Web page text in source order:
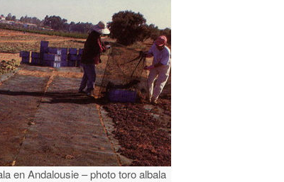
en Andalousie – photo toro albala